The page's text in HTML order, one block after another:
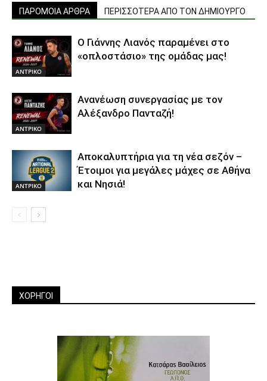
ΠΑΡΟΜΟΙΑ ΑΡΘΡΑ ΠΕΡΙΣΣΟΤΕΡΑ ΑΠΟ ΤΟΝ ΔΗΜΙΟΥΡΓΟ
ΑΝTΡΙΚΟ
Ο Γιάννης Λιανός παραμένει στο
«οπλοστάσιο» της ομάδας μας!
ΑΝTΡΙΚΟ
Ανανέωση συνεργασίας με τον
Αλέξανδρο Πανταζή!
ΑΝTΡΙΚΟ
Αποκαλυπτήρια για τη νέα σεζόν –
Έτοιμοι για μεγάλες μάχες σε Αθήνα
και Νησιά!
ΧΟΡΗΓΟΙ